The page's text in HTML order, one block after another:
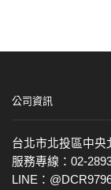
公司資訊
台北市北投區中央
服務專線：02-
LINE：